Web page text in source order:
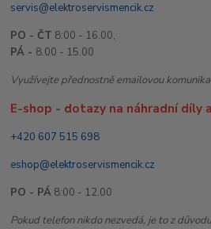
servis@elektroservismencik.cz
PO - ČT 8:00 - 16.00,
PÁ - 8.00 - 15.00
Využívejte přednostně emailovou
E-shop - dotazy na náhradní díly
+420 607 515 698
eshop@elektroservismencik.cz
PO - PÁ 8:00 - 12.00
Pokud telefon nikdo nezvedá, je to z